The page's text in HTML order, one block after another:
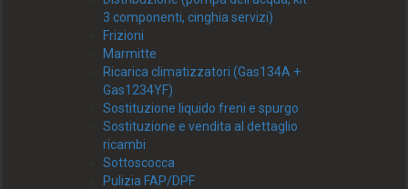
3 componenti, cinghia servizi)
Frizioni
Marmitte
Ricarica climatizzatori (Gas134A +
Gas1234YF)
Sostituzione liquido freni e spurgo
Sostituzione e vendita al dettaglio
ricambi
Sottoscocca
Pulizia FAP/DPF